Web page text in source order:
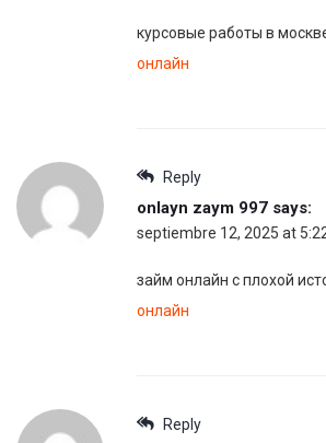
курсовые работы в
онлайн
Reply
onlayn zaym 997 says:
septiembre 12, 2025 at
займ онлайн с плохой
онлайн
Reply